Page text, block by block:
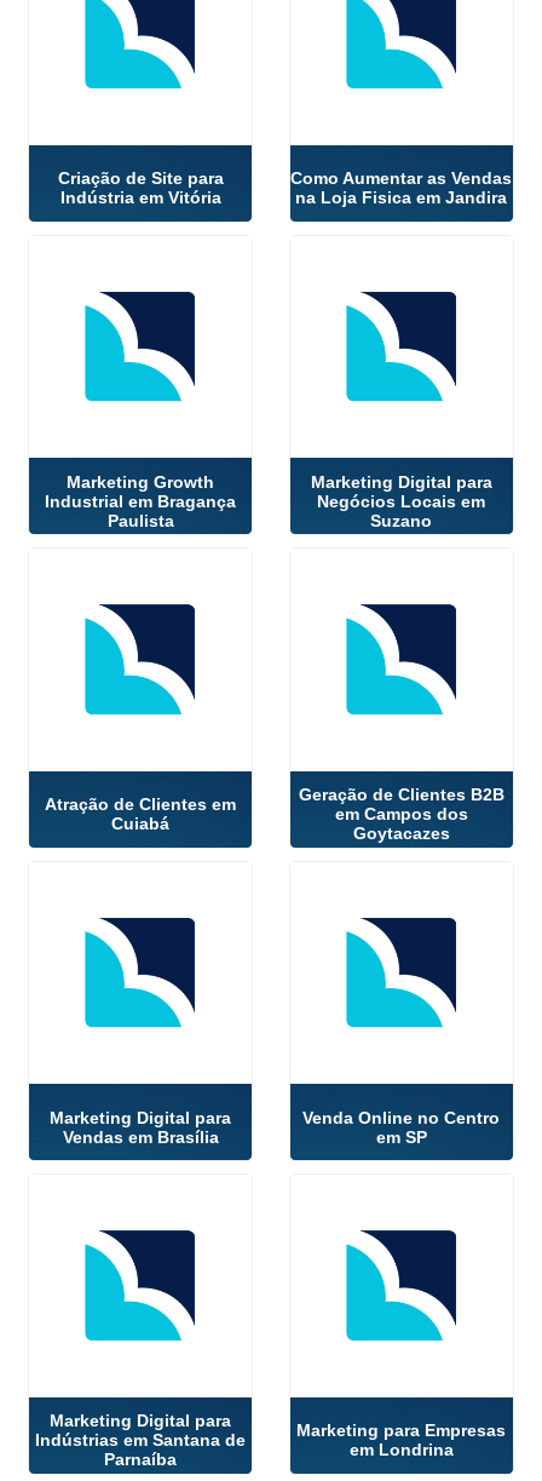
Criação de Site para
Indústria em Vitória
Como Aumentar as Vendas
na Loja Fisica em Jandira
Marketing Growth
Industrial em Bragança
Paulista
Marketing Digital para
Negócios Locais em
Suzano
Atração de Clientes em
Cuiabá
Geração de Clientes B2B
em Campos dos
Goytacazes
Marketing Digital para
Vendas em Brasília
Venda Online no Centro
em SP
Marketing Digital para
Indústrias em Santana de
Parnaíba
Marketing para Empresas
em Londrina